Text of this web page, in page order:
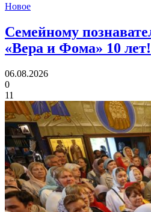
Новое
Семейному
«Вера и Фома» 10 лет!
06.08.2026
0
11